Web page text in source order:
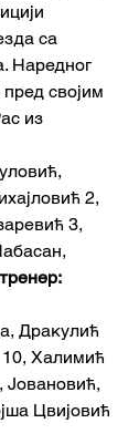
са
Наредног
својим
из
2,
3,
тренер:
Дракулић
Халимић
Јовановић,
Цвијовић